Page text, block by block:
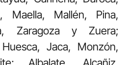
Maella, Mallén, Pina,
Zaragoza y Zuera;
Jaca, Monzón,